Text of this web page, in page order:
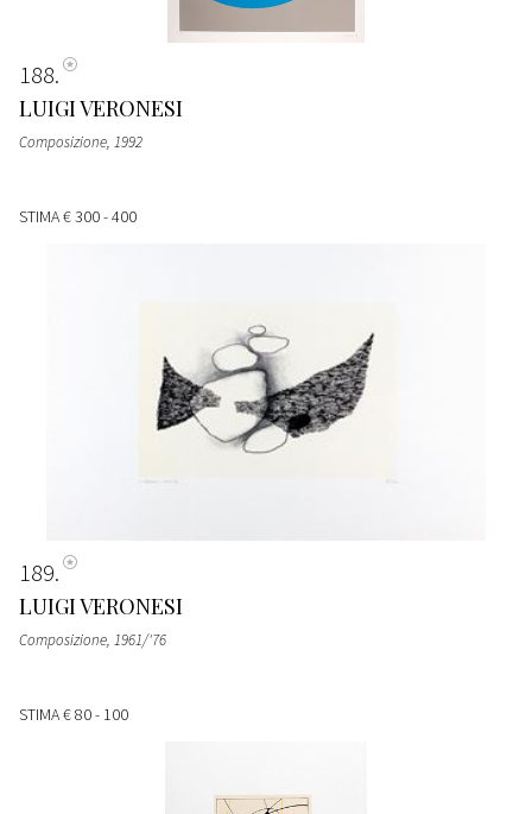
188
LUIGI VERONESI
Composizione, 1992
STIMA€ 300 - 400
189
LUIGI VERONESI
Composizione, 1961/'76
STIMA€ 80 - 100